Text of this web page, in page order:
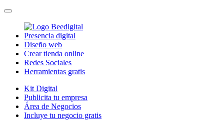
Presencia digital
Diseño web
Crear tienda online
Redes Sociales
Herramientas gratis
Kit Digital
Publicita tu empresa
Área de Negocios
Incluye tu negocio gratis